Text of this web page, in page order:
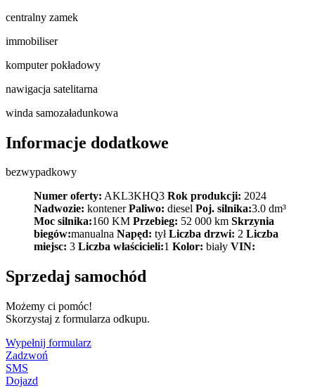
centralny zamek
immobiliser
komputer pokładowy
nawigacja satelitarna
winda samozaładunkowa
Informacje dodatkowe
bezwypadkowy
Numer oferty: AKL3KHQ3 Rok produkcji: 2024
Nadwozie: kontener Paliwo: diesel Poj. silnika:3.0 dm³
Moc silnika:160 KM Przebieg: 52 000 km Skrzynia
biegów:manualna Napęd: tył Liczba drzwi: 2 Liczba
miejsc: 3 Liczba właścicieli:1 Kolor: biały VIN:
Sprzedaj samochód
Możemy ci pomóc!
Skorzystaj z formularza odkupu.
Wypełnij formularz
Zadzwoń
SMS
Dojazd